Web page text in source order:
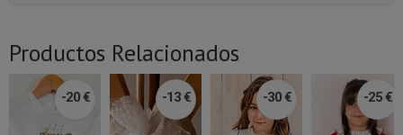
Productos Relacionados
-20 € -13 € -30 € -25 €